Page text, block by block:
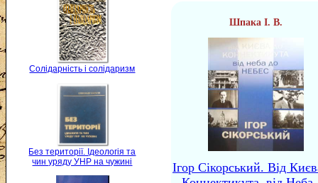
Солідарність і солідаризм
Без території. Ідеологія та
чин уряду УНР на чужині
Шпака І. В.
Ігор Сікорський. Від